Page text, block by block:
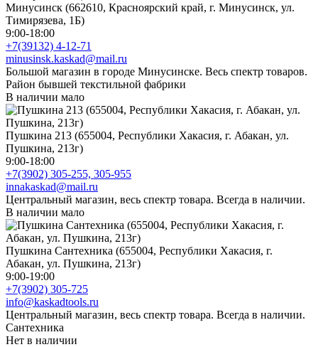
Минусинск (662610, Красноярский край, г. Минусинск, ул.
Тимирязева, 1Б)
9:00-18:00
+7(39132) 4-12-71
minusinsk.kaskad@mail.ru
Большой магазин в городе Минусинске. Весь спектр товаров.
Район бывшей текстильной фабрики
В наличии мало
Пушкина 213 (655004, Республики Хакасия, г. Абакан, ул.
Пушкина, 213г)
9:00-18:00
+7(3902) 305-255, 305-955
innakaskad@mail.ru
Центральный магазин, весь спектр товара. Всегда в наличии.
В наличии мало
Пушкина Сантехника (655004, Республики Хакасия, г.
Абакан, ул. Пушкина, 213г)
9:00-19:00
+7(3902) 305-725
info@kaskadtools.ru
Центральный магазин, весь спектр товара. Всегда в наличии.
Сантехника
Нет в наличии